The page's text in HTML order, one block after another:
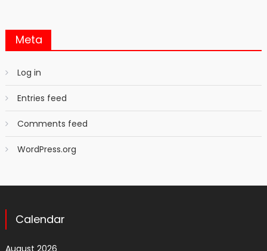
Meta
Log in
Entries feed
Comments feed
WordPress.org
Calendar
August 2026